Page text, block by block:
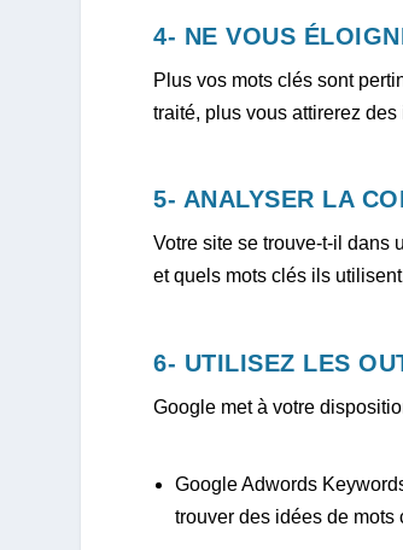
4- NE VOUS
Plus vos mots clés sont
traité, plus vous attirerez
5- ANALYSER LA
Votre site se trouve-t-il dans
et quels mots clés ils
6- UTILISEZ LES
Google met à votre
Google Adwords
trouver des idées de mots